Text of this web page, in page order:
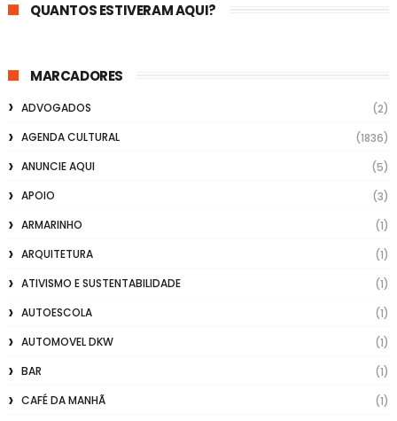
QUANTOS ESTIVERAM AQUI?
MARCADORES
ADVOGADOS
(2)
AGENDA CULTURAL
(1836)
ANUNCIE AQUI
(5)
APOIO
(3)
ARMARINHO
(1)
ARQUITETURA
(1)
ATIVISMO E SUSTENTABILIDADE
(1)
AUTOESCOLA
(1)
AUTOMOVEL DKW
(1)
BAR
(1)
CAFÉ DA MANHÃ
(1)